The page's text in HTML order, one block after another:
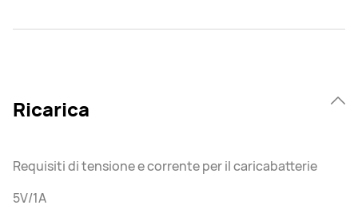
Ricarica
Requisiti di tensione e corrente per il caricabatterie
5V/1A